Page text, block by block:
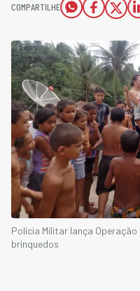
COMPARTILHE
Polícia Militar lança
brinquedos